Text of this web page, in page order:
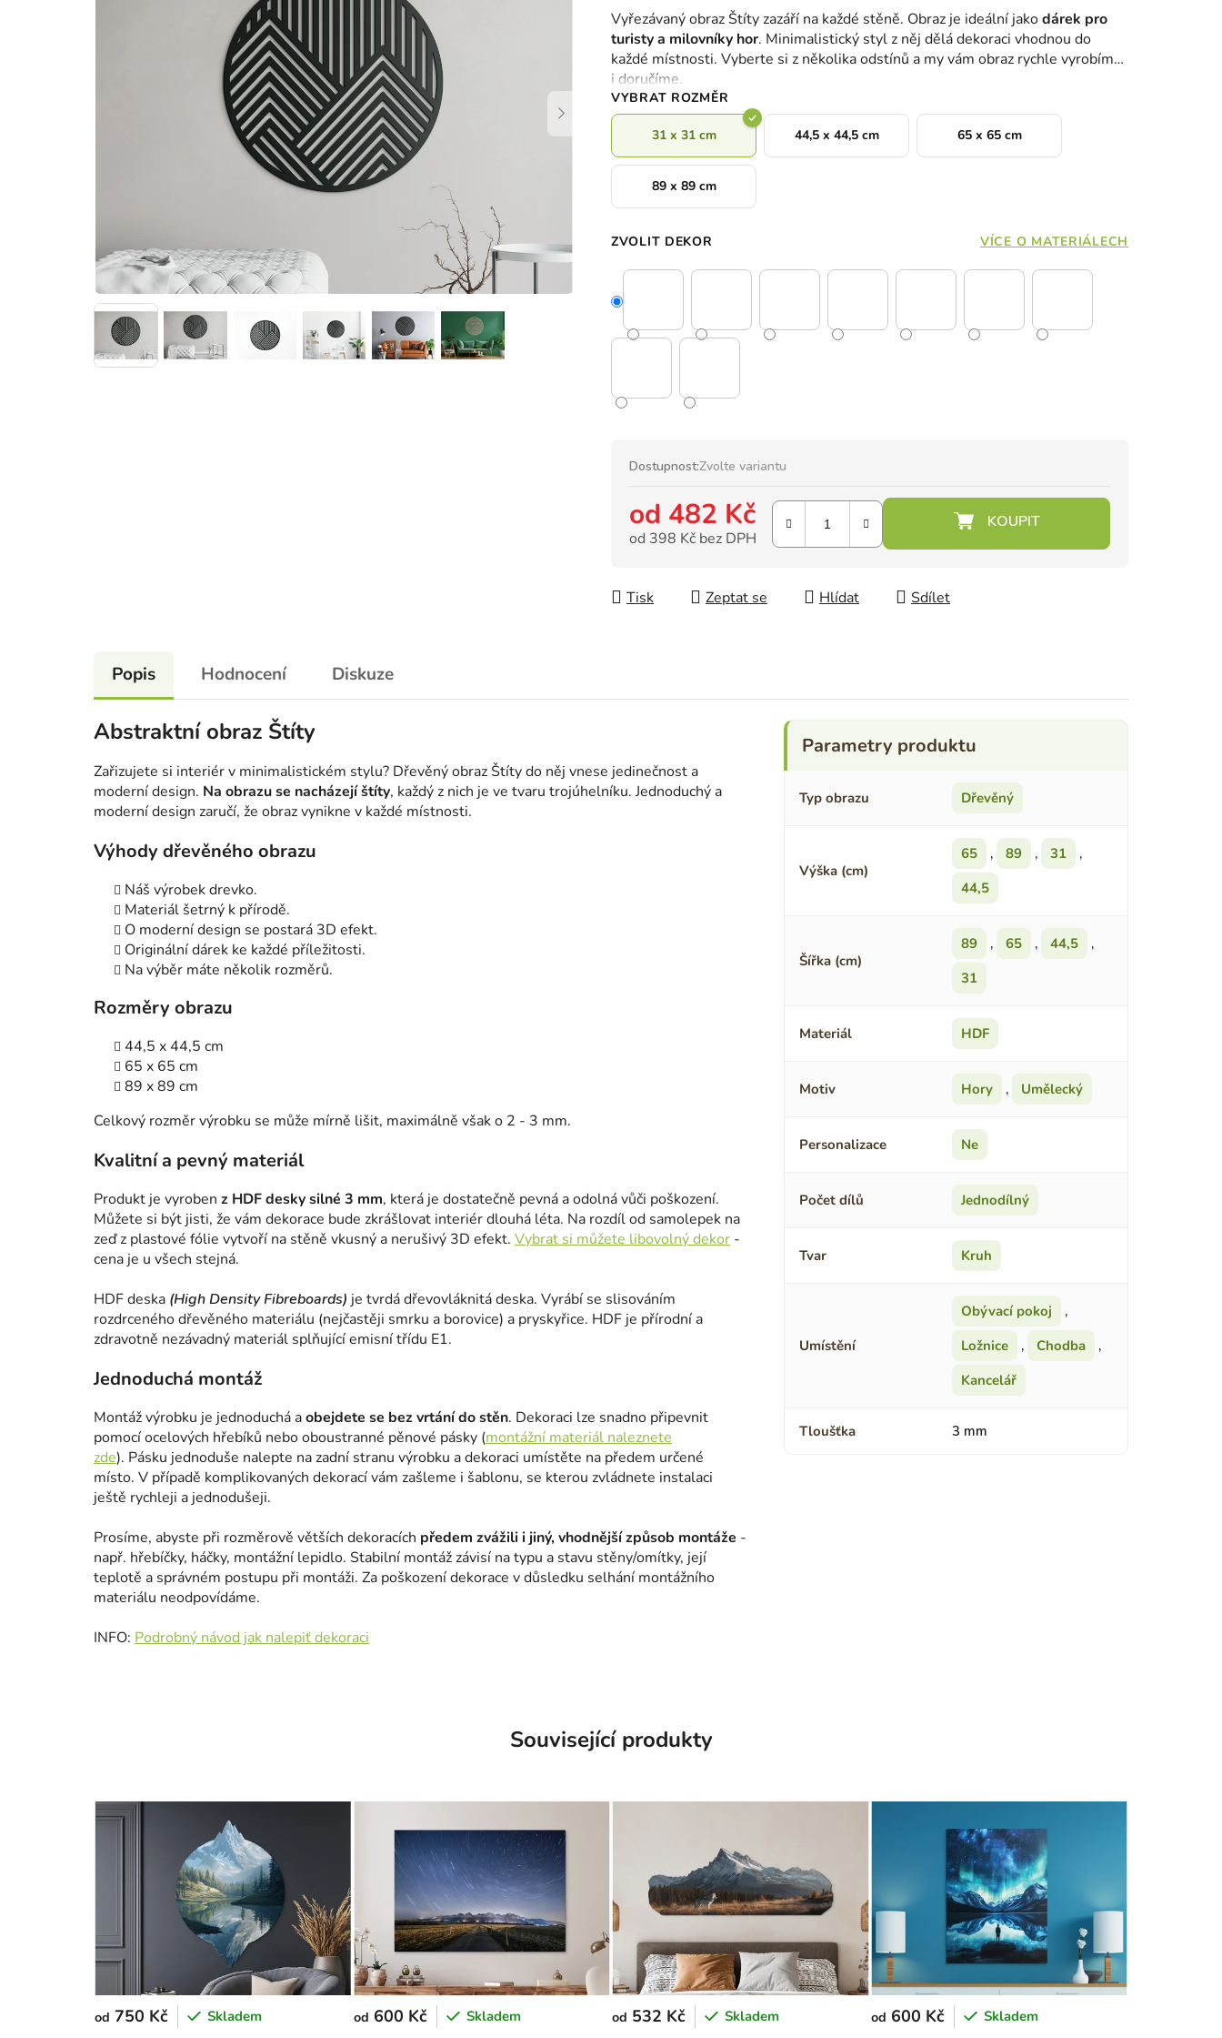
produktu
je
0,0
z
5
hvězdiček.
Vyřezávaný obraz Štíty zazáří na každé stěně. Obraz je ideální jakodárek pro
turisty a milovníky hor. Minimalistický styl z něj dělá dekoraci vhodnou do
každé místnosti. Vyberte si z několika odstínů a my vám obraz rychle vyrobíme
i doručíme.
VYBRAT ROZMĚR
31 x 31 cm 44,5 x 44,5 cm 65 x 65 cm
89 x 89 cm
ZVOLIT DEKOR VÍCE O MATERIÁLECH
Dostupnost:Zvolte variantu
od 482 Kč
od 398 Kč bez DPH
Tisk
Zeptat se Hlídat Sdílet
Popis Hodnocení Diskuze
Abstraktní obraz Štíty
Zařizujete si interiér v minimalistickém stylu? Dřevěný obraz Štíty do něj vnese jedinečnost a
moderní design. Na obrazu se nacházejí štíty, každý z nich je ve tvaru trojúhelníku. Jednoduchý a
moderní design zaručí, že obraz vynikne v každé místnosti.
Výhody dřevěného obrazu
Náš výrobek drevko.
Materiál šetrný k přírodě.
O moderní design se postará 3D efekt.
Originální dárek ke každé příležitosti.
Na výběr máte několik rozměrů.
Rozměry obrazu
44,5 x 44,5 cm
65 x 65 cm
89 x 89 cm
Celkový rozměr výrobku se může mírně lišit, maximálně však o 2 - 3 mm.
Kvalitní a pevný materiál
Produkt je vyroben z HDF desky silné 3 mm, která je dostatečně pevná a odolná vůči poškození.
Můžete si být jisti, že vám dekorace bude zkrášlovat interiér dlouhá léta. Na rozdíl od samolepek na
zeď z plastové fólie vytvoří na stěně vkusný a nerušivý 3D efekt. Vybrat si můžete libovolný dekor -
cena je u všech stejná.
HDF deska (High Density Fibreboards) je tvrdá dřevovláknitá deska. Vyrábí se slisováním
rozdrceného dřevěného materiálu (nejčastěji smrku a borovice) a pryskyřice. HDF je přírodní a
zdravotně nezávadný materiál splňující emisní třídu E1.
Jednoduchá montáž
Montáž výrobku je jednoduchá aobejdete se bez vrtání do stěn. Dekoraci lze snadno připevnit
pomocí ocelových hřebíků nebo oboustranné pěnové pásky (montážní materiál naleznete
zde). Pásku jednoduše nalepte na zadní stranu výrobku a dekoraci umístěte na předem určené
místo. V případě komplikovaných dekorací vám zašleme i šablonu, se kterou zvládnete instalaci
ještě rychleji a jednodušeji.
Prosíme, abyste při rozměrově větších dekoracích předem zvážili i jiný, vhodnější způsob montáže -
např. hřebíčky, háčky, montážní lepidlo. Stabilní montáž závisí na typu a stavu stěny/omítky, její
teplotě a správném postupu při montáži. Za poškození dekorace v důsledku selhání montážního
materiálu neodpovídáme.
INFO: Podrobný návod jak nalepiť dekoraci
Typ obrazu Dřevěný
Výška (cm)
65 , 89 , 31
,
44,5
Šířka (cm)
89 , 65 , 44,5
,
31
Materiál HDF
Motiv Hory , Umělecký
Personalizace Ne
Počet dílů Jednodílný
Tvar Kruh
Umístění
Obývací pokoj
,
Ložnice
, Chodba
,
Kancelář
Tloušťka 3 mm
Související produkty
od 750 Kč Skladem od 600 Kč Skladem od 532 Kč Skladem od 600 Kč Skladem